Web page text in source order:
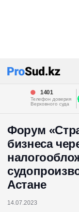
1401
Телефон доверия
Верховного суда
Форум
бизнеса
Астане
14.07.2023